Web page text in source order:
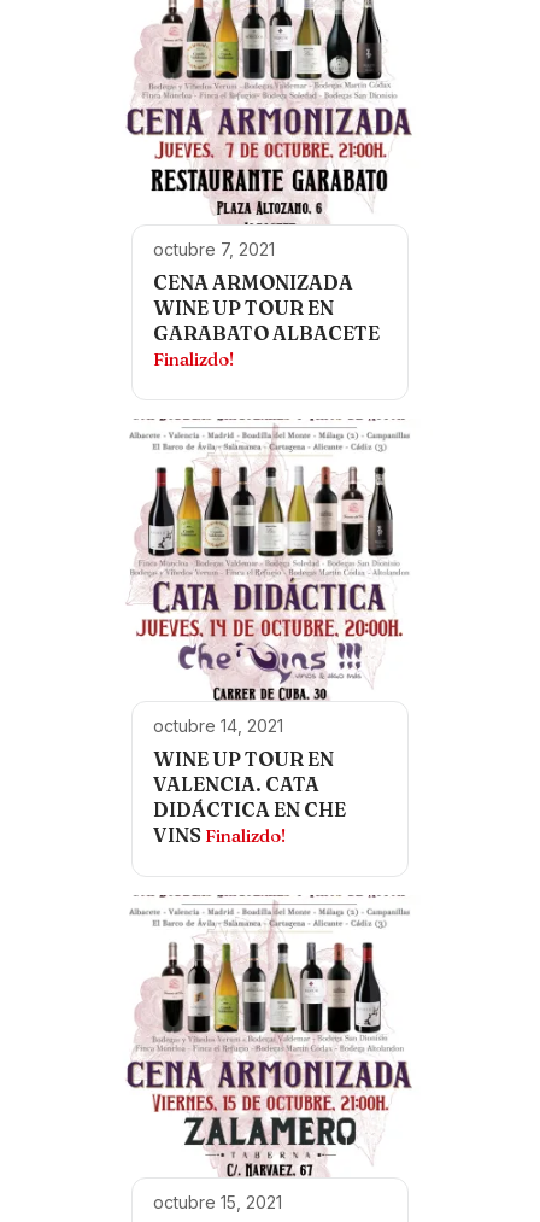
octubre 7, 2021
CENA ARMONIZADA
WINE UP TOUR EN
GARABATO ALBACETE
Finalizdo!
octubre 14, 2021
WINE UP TOUR EN
VALENCIA. CATA
DIDÁCTICA EN CHE
VINS Finalizdo!
octubre 15, 2021